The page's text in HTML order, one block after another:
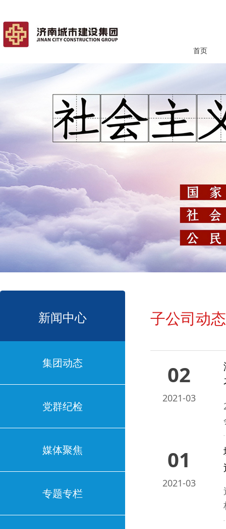
新闻中心
集团动态
党群纪检
媒体聚焦
专题专栏
子公司动态
02
2021-03
01
2021-03